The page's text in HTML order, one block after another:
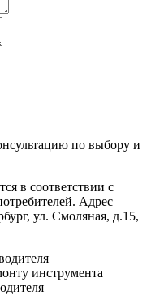
по выбору и
в соответствии с
Адрес
ул. Смоляная, д.15,
инструмента